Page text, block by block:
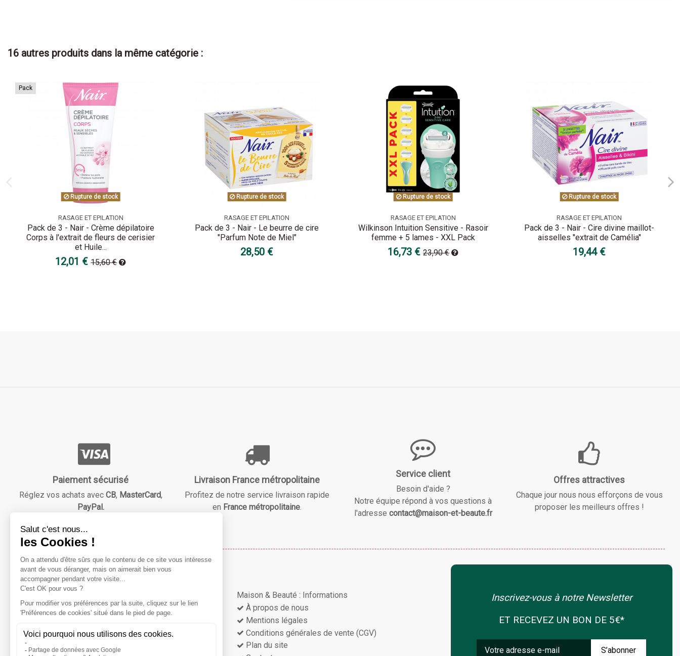
16 autres produits dans la même catégorie :
Pack
Rupture de stock
RASAGE ET EPILATION
Pack de 3 - Nair - Crème dépilatoire
Corps à l'extrait de fleurs de cerisier
et Huile...
12,01 €15,60 €
Rupture de stock
RASAGE ET EPILATION
Pack de 3 - Nair - Le beurre de cire
"Parfum Note de Miel"
28,50 €
Rupture de stock
RASAGE ET EPILATION
Wilkinson Intuition Sensitive - Rasoir
femme + 5 lames - XXL Pack
16,73 €23,90 €
Rupture de stock
RASAGE ET EPILATION
Pack de 3 - Nair - Cire divine maillot-
aisselles "extrait de Camélia"
19,44 €
Paiement sécurisé
Réglez vos achats avec CB, MasterCard,
PayPal.
Livraison France métropolitaine
Profitez de notre service livraison rapide
en France métropolitaine.
Service client
Besoin d'aide ?
Notre équipe répond à vos questions à
l'adresse contact@maison-et-beaute.fr
Offres attractives
Chaque jour nous nous efforçons de vous
proposer les meilleurs offres !
Maison & Beauté
Notre mission ?
Répondre à vos besoins essentiels tout en vous faisant
économiser grâce à des réductions avantageuses !
Préparez-vous à explorer notre catalogue varié, à dénicher
vos produits préférés, et à vivre une expérience de
Maison & Beauté : Informations
À propos de nous
Mentions légales
Conditions générales de vente (CGV)
Plan du site
Inscrivez-vous à notre Newsletter
ET RECEVEZ UN BON DE 5€*